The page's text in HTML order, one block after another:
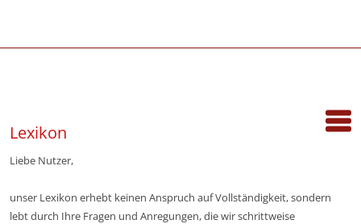
Lexikon
Liebe Nutzer,
unser Lexikon erhebt keinen Anspruch auf Vollständigkeit, sondern
lebt durch Ihre Fragen und Anregungen, die wir schrittweise